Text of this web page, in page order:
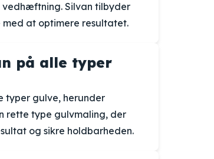
Silvan tilbyder
at optimere resultatet.
på alle typer
typer gulve, herunder
rette type gulvmaling, der
og sikre holdbarheden.